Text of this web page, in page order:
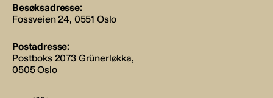
Besøksadresse:
Fossveien 24, 0551 Oslo
Postadresse:
Postboks 2073 Grünerløkka,
0505 Oslo